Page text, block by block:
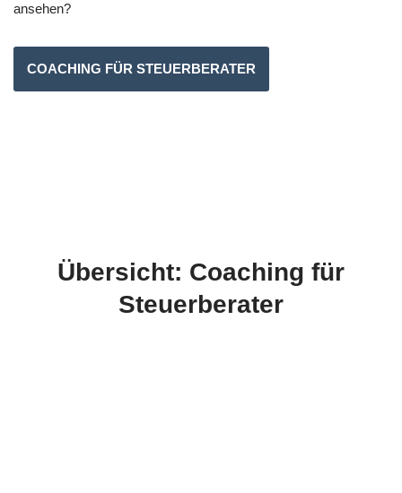
ansehen?
COACHING FÜR STEUERBERATER
Übersicht: Coaching für
Steuerberater